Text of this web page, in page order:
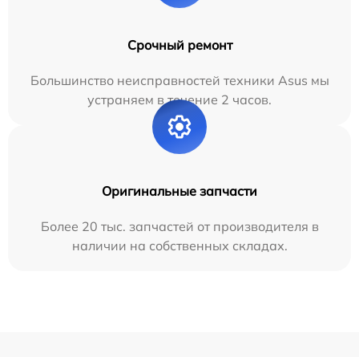
Срочный ремонт
Большинство неисправностей техники Asus мы
устраняем в течение 2 часов.
Оригинальные запчасти
Более 20 тыс. запчастей от производителя в
наличии на собственных складах.